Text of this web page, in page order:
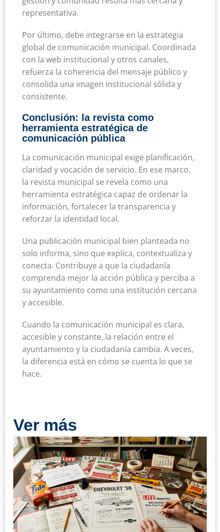
representativa.
Por último, debe integrarse en la estrategia
global de comunicación municipal. Coordinada
con la web institucional y otros canales,
refuerza la coherencia del mensaje público y
consolida una imagen institucional sólida y
consistente.
Conclusión: la revista como
herramienta estratégica de
comunicación pública
La comunicación municipal exige planificación,
claridad y vocación de servicio. En ese marco,
la revista municipal se revela como una
herramienta estratégica capaz de ordenar la
información, fortalecer la transparencia y
reforzar la identidad local.
Una publicación municipal bien planteada no
solo informa, sino que explica, contextualiza y
conecta. Contribuye a que la ciudadanía
comprenda mejor la acción pública y perciba a
su ayuntamiento como una institución cercana
y accesible.
Cuando la comunicación municipal es clara,
accesible y constante, la relación entre el
ayuntamiento y la ciudadanía cambia. A veces,
la diferencia está en cómo se cuenta lo que se
hace.
Ver más